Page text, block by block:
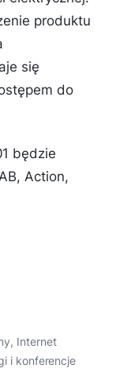
produktu
się
do
będzie
Action,
, Internet
i konferencje